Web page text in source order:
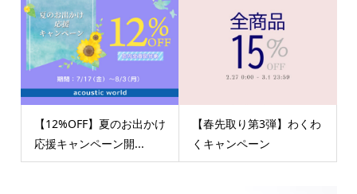
【12%OFF】夏のお出かけ
応援キャンペーン開...
【春先取り第3弾】わくわ
くキャンペーン